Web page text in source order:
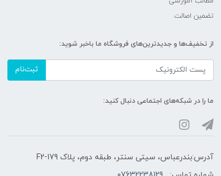
تضمین اصالت
از تخفیف‌ها و جدیدترین‌های فروشگاه ما باخبر شوید:
ثبت‌نام
ما را در شبکه‌های اجتماعی دنبال کنید:
آدرس:بندرعباس، سیتی سنتر، طبقه دوم، پلاک F2-179